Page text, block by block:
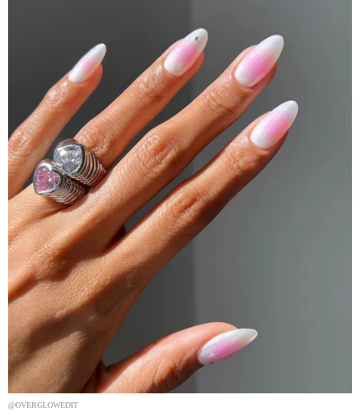
@OVERGLOWEDIT